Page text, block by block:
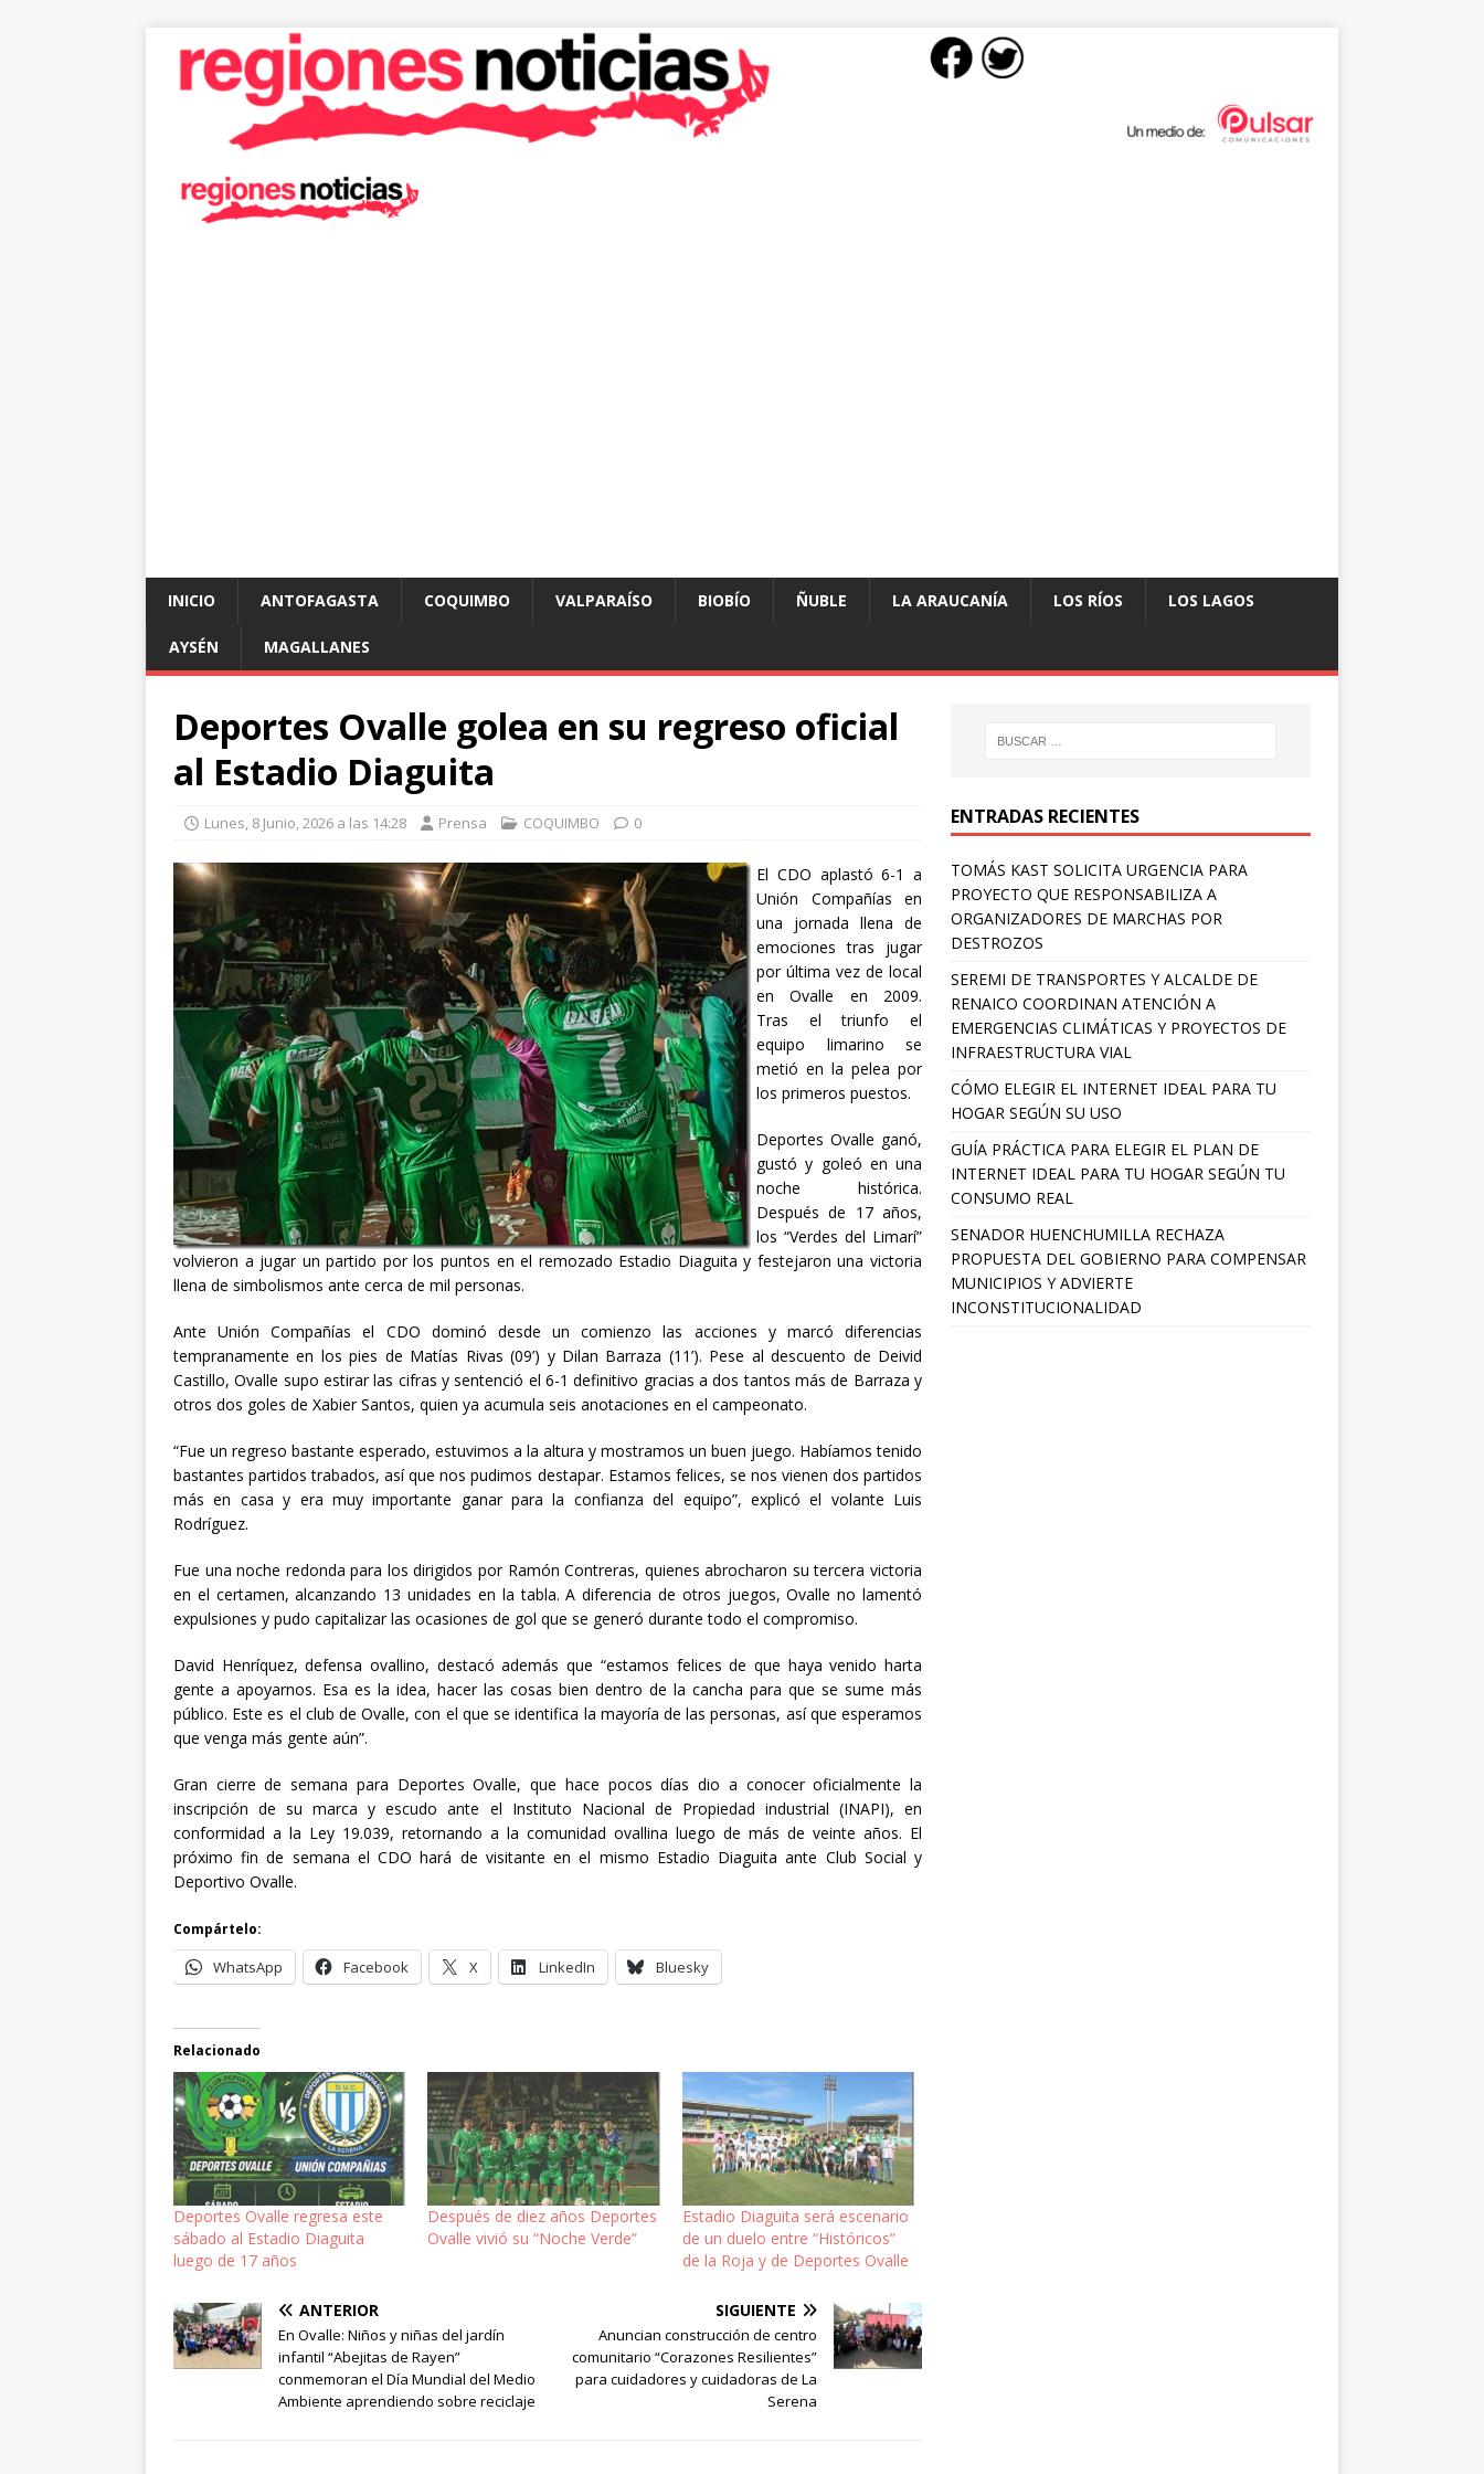
INICIO ANTOFAGASTA COQUIMBO VALPARAÍSO BIOBÍO ÑUBLE LA ARAUCANÍA LOS RÍOS LOS LAGOS
AYSÉN MAGALLANES
Deportes Ovalle golea en su regreso oficial
al Estadio Diaguita
Lunes, 8 Junio, 2026 a las 14:28 Prensa COQUIMBO 0
El CDO aplastó 6-1 a
Unión Compañías en
una jornada llena de
emociones tras jugar
por última vez de local
en Ovalle en 2009.
Tras el triunfo el
equipo limarino se
metió en la pelea por
los primeros puestos.
Deportes Ovalle ganó,
gustó y goleó en una
noche histórica.
Después de 17 años,
los “Verdes del Limarí”
volvieron a jugar un partido por los puntos en el remozado Estadio Diaguita y festejaron una victoria
llena de simbolismos ante cerca de mil personas.
Ante Unión Compañías el CDO dominó desde un comienzo las acciones y marcó diferencias
tempranamente en los pies de Matías Rivas (09’) y Dilan Barraza (11’). Pese al descuento de Deivid
Castillo, Ovalle supo estirar las cifras y sentenció el 6-1 definitivo gracias a dos tantos más de Barraza y
otros dos goles de Xabier Santos, quien ya acumula seis anotaciones en el campeonato.
“Fue un regreso bastante esperado, estuvimos a la altura y mostramos un buen juego. Habíamos tenido
bastantes partidos trabados, así que nos pudimos destapar. Estamos felices, se nos vienen dos partidos
más en casa y era muy importante ganar para la confianza del equipo”, explicó el volante Luis
Rodríguez.
Fue una noche redonda para los dirigidos por Ramón Contreras, quienes abrocharon su tercera victoria
en el certamen, alcanzando 13 unidades en la tabla. A diferencia de otros juegos, Ovalle no lamentó
expulsiones y pudo capitalizar las ocasiones de gol que se generó durante todo el compromiso.
David Henríquez, defensa ovallino, destacó además que “estamos felices de que haya venido harta
gente a apoyarnos. Esa es la idea, hacer las cosas bien dentro de la cancha para que se sume más
público. Este es el club de Ovalle, con el que se identifica la mayoría de las personas, así que esperamos
que venga más gente aún”.
Gran cierre de semana para Deportes Ovalle, que hace pocos días dio a conocer oficialmente la
inscripción de su marca y escudo ante el Instituto Nacional de Propiedad industrial (INAPI), en
conformidad a la Ley 19.039, retornando a la comunidad ovallina luego de más de veinte años. El
próximo fin de semana el CDO hará de visitante en el mismo Estadio Diaguita ante Club Social y
Deportivo Ovalle.
Compártelo:
WhatsApp Facebook X LinkedIn Bluesky
Relacionado
Deportes Ovalle regresa este
sábado al Estadio Diaguita
luego de 17 años
Después de diez años Deportes
Ovalle vivió su “Noche Verde”
Estadio Diaguita será escenario
de un duelo entre “Históricos”
de la Roja y de Deportes Ovalle
ANTERIOR
En Ovalle: Niños y niñas del jardín
infantil “Abejitas de Rayen”
conmemoran el Día Mundial del Medio
Ambiente aprendiendo sobre reciclaje
SIGUIENTE
Anuncian construcción de centro
comunitario “Corazones Resilientes”
para cuidadores y cuidadoras de La
Serena
ENTRADAS RECIENTES
TOMÁS KAST SOLICITA URGENCIA PARA
PROYECTO QUE RESPONSABILIZA A
ORGANIZADORES DE MARCHAS POR
DESTROZOS
SEREMI DE TRANSPORTES Y ALCALDE DE
RENAICO COORDINAN ATENCIÓN A
EMERGENCIAS CLIMÁTICAS Y PROYECTOS DE
INFRAESTRUCTURA VIAL
CÓMO ELEGIR EL INTERNET IDEAL PARA TU
HOGAR SEGÚN SU USO
GUÍA PRÁCTICA PARA ELEGIR EL PLAN DE
INTERNET IDEAL PARA TU HOGAR SEGÚN TU
CONSUMO REAL
SENADOR HUENCHUMILLA RECHAZA
PROPUESTA DEL GOBIERNO PARA COMPENSAR
MUNICIPIOS Y ADVIERTE
INCONSTITUCIONALIDAD